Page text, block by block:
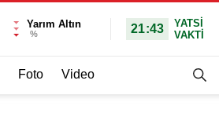
Yarım Altın
% 21:43
YATSI
VAKTİ
Foto Video